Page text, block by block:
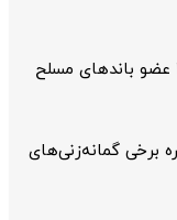
وزارت اطلاعات: ۲۱ عامل موساد و ۴ عضو باندهای مسلح
برخی گمانه‌زنی‌های